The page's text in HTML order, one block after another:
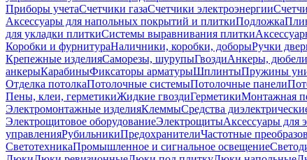
Приборы учетаСчетчики газаСчетчики электроэнергии
Аксессуары для напольных покрытий и плиткиПодложка
для укладки плиткиСистемы выравнивания плитки
Коробки и фурнитураНаличники, коробки, доборыРучки
Крепежные изделияСаморезы, шурупыГвоздиАнкеры, дюбели
анкерыКарабиныФиксаторы арматурыШплинтыПружины
Отделка потолкаПотолочные системыПотолочные панели
Пены, клеи, герметикиЖидкие гвоздиГерметикиМонтажная
Электромонтажные изделияКлеммыСредства
Электрощитовое оборудованиеЭлектрощитыАксессуары для
управленияРубильникиПредохранителиЧастотные
СветотехникаПромышленное и сигнальное освещение